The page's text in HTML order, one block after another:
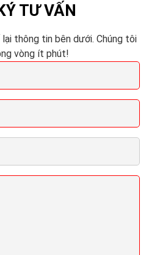
TƯ VẤN
thông tin bên dưới. Chúng tôi
vòng ít phút!